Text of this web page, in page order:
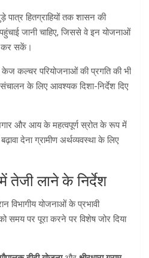
हितग्राहियों तक शासन की
जानी चाहिए, जिससे वे इन योजनाओं
कर सकें।
कल्चर परियोजनाओं की प्रगति की भी
के लिए आवश्यक दिशा-निर्देश दिए
और आय के महत्वपूर्ण स्रोत के रूप में
देना ग्रामीण अर्थव्यवस्था के लिए
तेजी लाने के निर्देश
विभागीय योजनाओं के प्रभावी
को समय पर पूरा करने पर विशेष जोर दिया